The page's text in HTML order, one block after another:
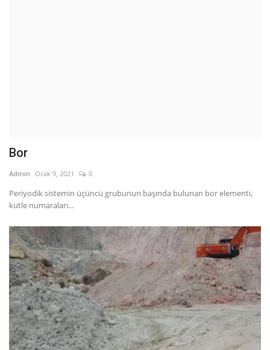
Bor
Admin Ocak 9, 2021 0
Periyodik sistemin üçüncü grubunun başında bulunan bor elementi,
kütle numaraları...